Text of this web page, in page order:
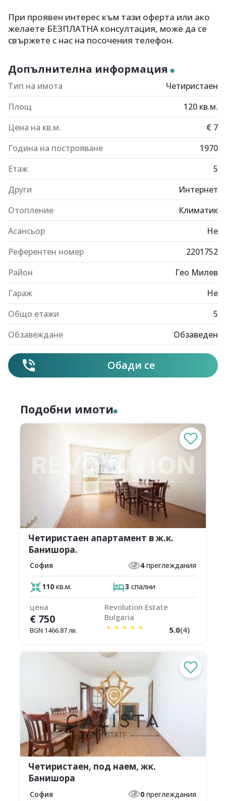
При проявен интерес към тази оферта или ако
желаете БЕЗПЛАТНА консултация, може да се
свържете с нас на посочения телефон.
Допълнителна информация
Тип на имота
Четиристаен
Площ
120 кв.м.
Цена на кв.м.
€ 7
Година на построяване
1970
Етаж
5
Други
Интернет
Отопление
Климатик
Асансьор
Не
Референтен номер
2201752
Район
Гео Милев
Гараж
Не
Общо етажи
5
Обзавеждане
Обзаведен
Обади се
Подобни имоти
Четиристаен апартамент в ж.к.
Банишора.
София 4 преглеждания
110 кв.м. 3 спални
цена
€ 750
BGN 1466.87лв.
Revolution Estate
Bulgaria
5.0(4)
Четиристаен, под наем, жк.
Банишора
София 0 преглеждания